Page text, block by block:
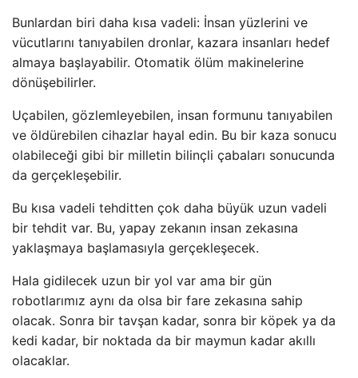
Bunlardan biri daha kısa vadeli: İnsan yüzlerini ve
vücutlarını tanıyabilen dronlar, kazara insanları hedef
almaya başlayabilir. Otomatik ölüm makinelerine
dönüşebilirler.
Uçabilen, gözlemleyebilen, insan formunu tanıyabilen
ve öldürebilen cihazlar hayal edin. Bu bir kaza sonucu
olabileceği gibi bir milletin bilinçli çabaları sonucunda
da gerçekleşebilir.
Bu kısa vadeli tehditten çok daha büyük uzun vadeli
bir tehdit var. Bu, yapay zekanın insan zekasına
yaklaşmaya başlamasıyla gerçekleşecek.
Hala gidilecek uzun bir yol var ama bir gün
robotlarımız aynı da olsa bir fare zekasına sahip
olacak. Sonra bir tavşan kadar, sonra bir köpek ya da
kedi kadar, bir noktada da bir maymun kadar akıllı
olacaklar.